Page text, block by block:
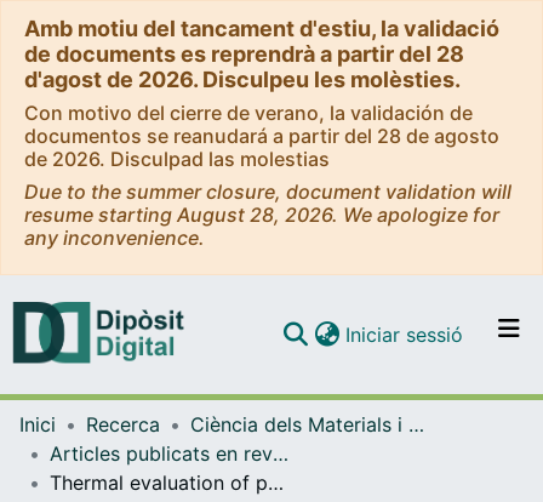
Amb motiu del tancament d'estiu, la validació
de documents es reprendrà a partir del 28
d'agost de 2026. Disculpeu les molèsties.
Con motivo del cierre de verano, la validación de
documentos se reanudará a partir del 28 de agosto
de 2026. Disculpad las molestias
Due to the summer closure, document validation will
resume starting August 28, 2026. We apologize for
any inconvenience.
Navega per tot el DD
Iniciar sessió (current)
Inici Recerca
Ciència dels Materials i Química Física
Articles publicats en revistes (Ciència dels Materials i Química Física)
Thermal evaluation of polymorphic transitions in layered hybrid organic-inorganic perovskites for energy storage applications